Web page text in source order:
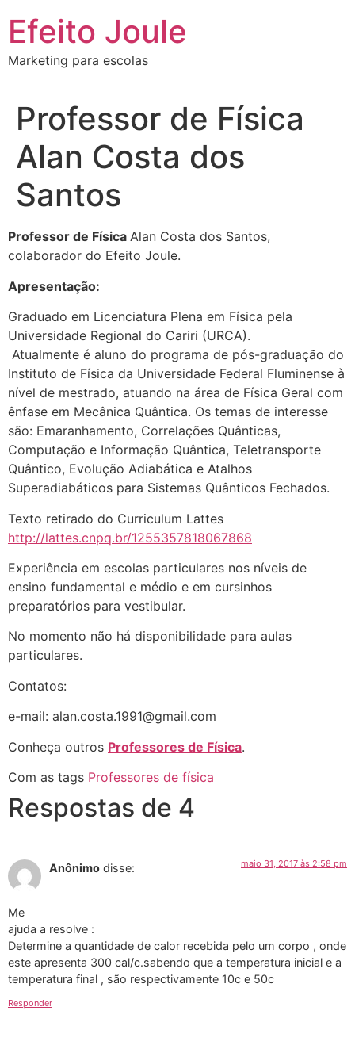
para
conteúdo
Efeito Joule
Marketing para escolas
Professor de Física
Alan Costa dos
Santos
Professor de Física Alan Costa dos Santos,
colaborador do Efeito Joule.
Apresentação:
Graduado em Licenciatura Plena em Física pela
Universidade Regional do Cariri (URCA).
Atualmente é aluno do programa de pós-graduação do
Instituto de Física da Universidade Federal Fluminense à
nível de mestrado, atuando na área de Física Geral com
ênfase em Mecânica Quântica. Os temas de interesse
são: Emaranhamento, Correlações Quânticas,
Computação e Informação Quântica, Teletransporte
Quântico, Evolução Adiabática e Atalhos
Superadiabáticos para Sistemas Quânticos Fechados.
Texto retirado do Curriculum Lattes
http://lattes.cnpq.br/1255357818067868
Experiência em escolas particulares nos níveis de
ensino fundamental e médio e em cursinhos
preparatórios para vestibular.
No momento não há disponibilidade para aulas
particulares.
Contatos:
e-mail: alan.costa.1991@gmail.com
Conheça outros Professores de Física.
Com as tags Professores de física
Respostas de 4
Anônimo disse: maio 31, 2017 às 2:58 pm
Me
ajuda a resolve :
Determine a quantidade de calor recebida pelo um corpo , onde
este apresenta 300 cal/c.sabendo que a temperatura inicial e a
temperatura final , são respectivamente 10c e 50c
Responder